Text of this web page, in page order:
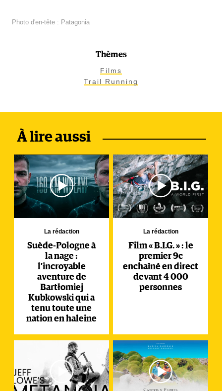
Photo d'en-tête : Patagonia
Thèmes
Films
Trail Running
À lire aussi
La rédaction
Suède-Pologne à
la nage :
l’incroyable
aventure de
Bartłomiej
Kubkowski qui a
tenu toute une
nation en haleine
La rédaction
Film « B.I.G. » : le
premier 9c
enchaîné en direct
devant 4 000
personnes